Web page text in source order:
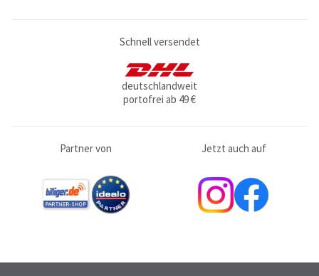
Schnell versendet
deutschlandweit
portofrei ab 49 €
Partner von Jetzt auch auf